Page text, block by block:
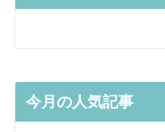
今月の人気記事